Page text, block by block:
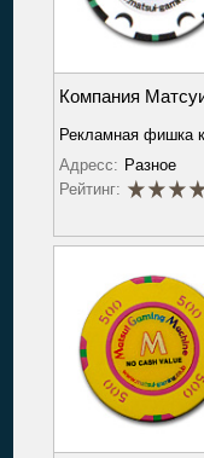
Компания
Рекламная фишка
Адресс: Разное
Рейтинг: